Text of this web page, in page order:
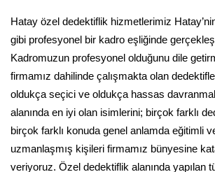
Hatay özel dedektiflik hizmetlerimiz
gibi profesyonel bir kadro eşliğinde
Kadromuzun profesyonel olduğunu dile
firmamız dahilinde çalışmakta olan
oldukça seçici ve oldukça hassas
alanında en iyi olan isimlerini; birçok farklı
birçok farklı konuda genel anlamda eğitimli
uzmanlaşmış kişileri firmamız bünyesine
veriyoruz. Özel dedektiflik alanında yapılan